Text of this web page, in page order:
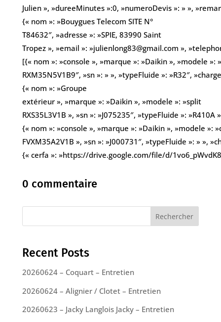
Julien », »dureeMinutes »:0, »numeroDevis »: » »,
{« nom »: »Bouygues Telecom SITE N°
T84632″, »adresse »: »SPIE, 83990 Saint
Tropez », »email »: »julienlong83@gmail.com »,
[{« nom »: »console », »marque »: »Daikin », »modele »:
RXM35N5V1B9″, »sn »: » », »typeFluide »: »R32″,
{« nom »: »Groupe
extérieur », »marque »: »Daikin », »modele »: »split
RXS35L3V1B », »sn »: »J075235″, »typeFluide »: »R410A
{« nom »: »console », »marque »: »Daikin », »modele »:
FVXM35A2V1B », »sn »: »J000731″, »typeFluide »: » »,
{« cerfa »: »https://drive.google.com/file/d/
0 commentaire
Rechercher
Recent Posts
20260624 – Coquart – Entretien
20260624 – Alignier / Clotet – Entretien
20260623 – Jacky Langlois Jacky – Entretien